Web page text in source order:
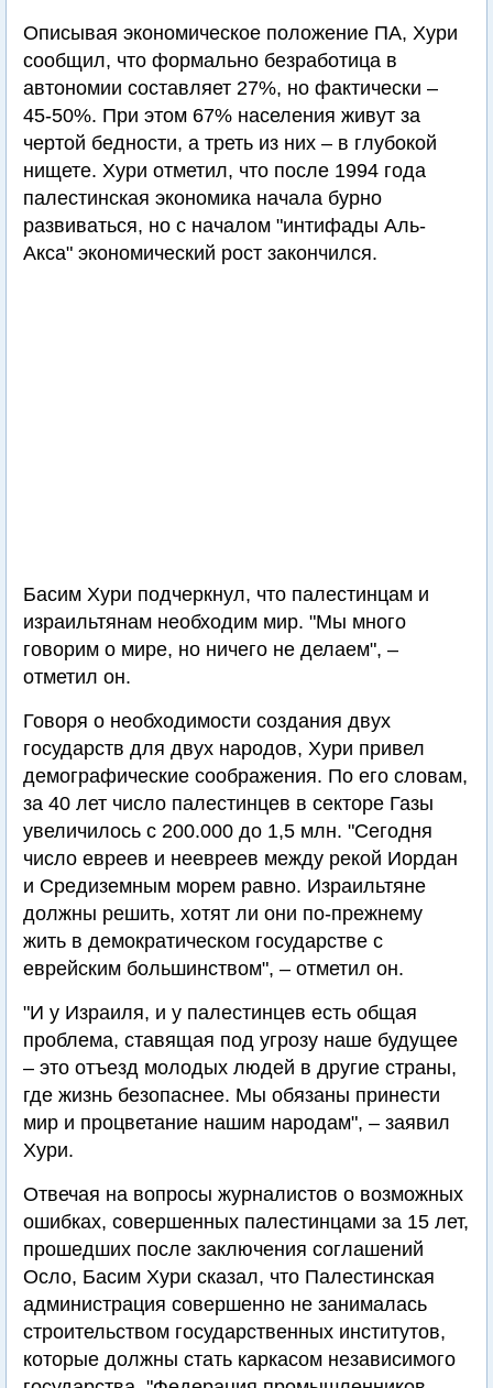
Описывая экономическое положение ПА, Хури
сообщил, что формально безработица в
автономии составляет 27%, но фактически –
45-50%. При этом 67% населения живут за
чертой бедности, а треть из них – в глубокой
нищете. Хури отметил, что после 1994 года
палестинская экономика начала бурно
развиваться, но с началом "интифады Аль-
Акса" экономический рост закончился.
Басим Хури подчеркнул, что палестинцам и
израильтянам необходим мир. "Мы много
говорим о мире, но ничего не делаем", –
отметил он.
Говоря о необходимости создания двух
государств для двух народов, Хури привел
демографические соображения. По его словам,
за 40 лет число палестинцев в секторе Газы
увеличилось с 200.000 до 1,5 млн. "Сегодня
число евреев и неевреев между рекой Иордан
и Средиземным морем равно. Израильтяне
должны решить, хотят ли они по-прежнему
жить в демократическом государстве с
еврейским большинством", – отметил он.
"И у Израиля, и у палестинцев есть общая
проблема, ставящая под угрозу наше будущее
– это отъезд молодых людей в другие страны,
где жизнь безопаснее. Мы обязаны принести
мир и процветание нашим народам", – заявил
Хури.
Отвечая на вопросы журналистов о возможных
ошибках, совершенных палестинцами за 15 лет,
прошедших после заключения соглашений
Осло, Басим Хури сказал, что Палестинская
администрация совершенно не занималась
строительством государственных институтов,
которые должны стать каркасом независимого